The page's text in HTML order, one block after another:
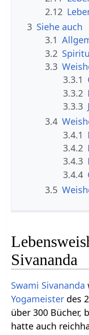
2.12
3 Siehe auch
3.1
3.2
3.3
3.3.1
3.3.2
3.3.3
3.4
3.4.1
3.4.2
3.4.3
3.4.4
3.5
Sivananda
Swami Sivananda
Yogameister des
über 300 Bücher,
hatte auch